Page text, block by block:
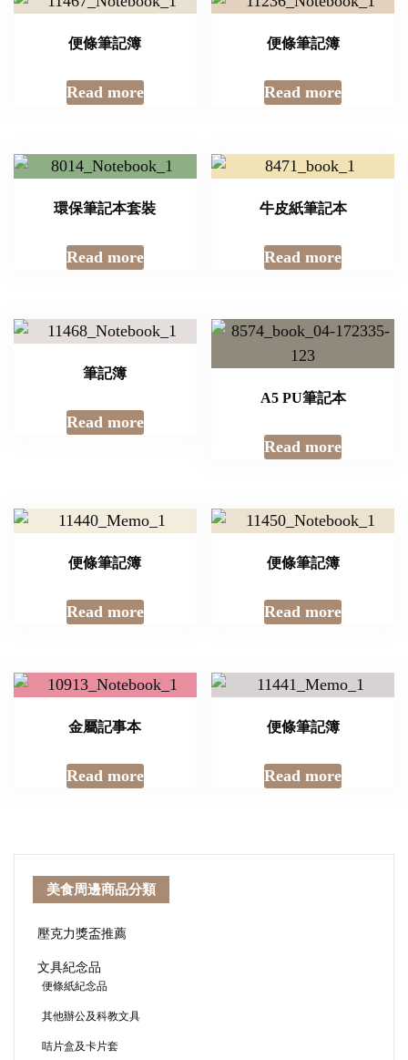
便條筆記簿
Read more
便條筆記簿
Read more
環保筆記本套裝
Read more
牛皮紙筆記本
Read more
筆記簿
Read more
A5 PU筆記本
Read more
便條筆記簿
Read more
便條筆記簿
Read more
金屬記事本
Read more
便條筆記簿
Read more
美食周邊商品分類
壓克力獎盃推薦
文具紀念品
便條紙紀念品
其他辦公及科教文具
咭片盒及卡片套